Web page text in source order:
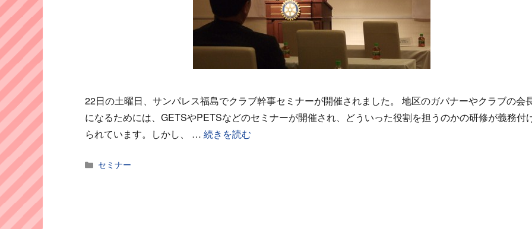
22日の土曜日、サンパレス福島でクラブ幹事セミナーが開催されました。 地区のガバナーやクラブの会
になるためには、GETSやPETSなどのセミナーが開催され、どういった役割を担うのかの研修が義務付
られています。しかし、 … 続きを読む
カ
セミナー